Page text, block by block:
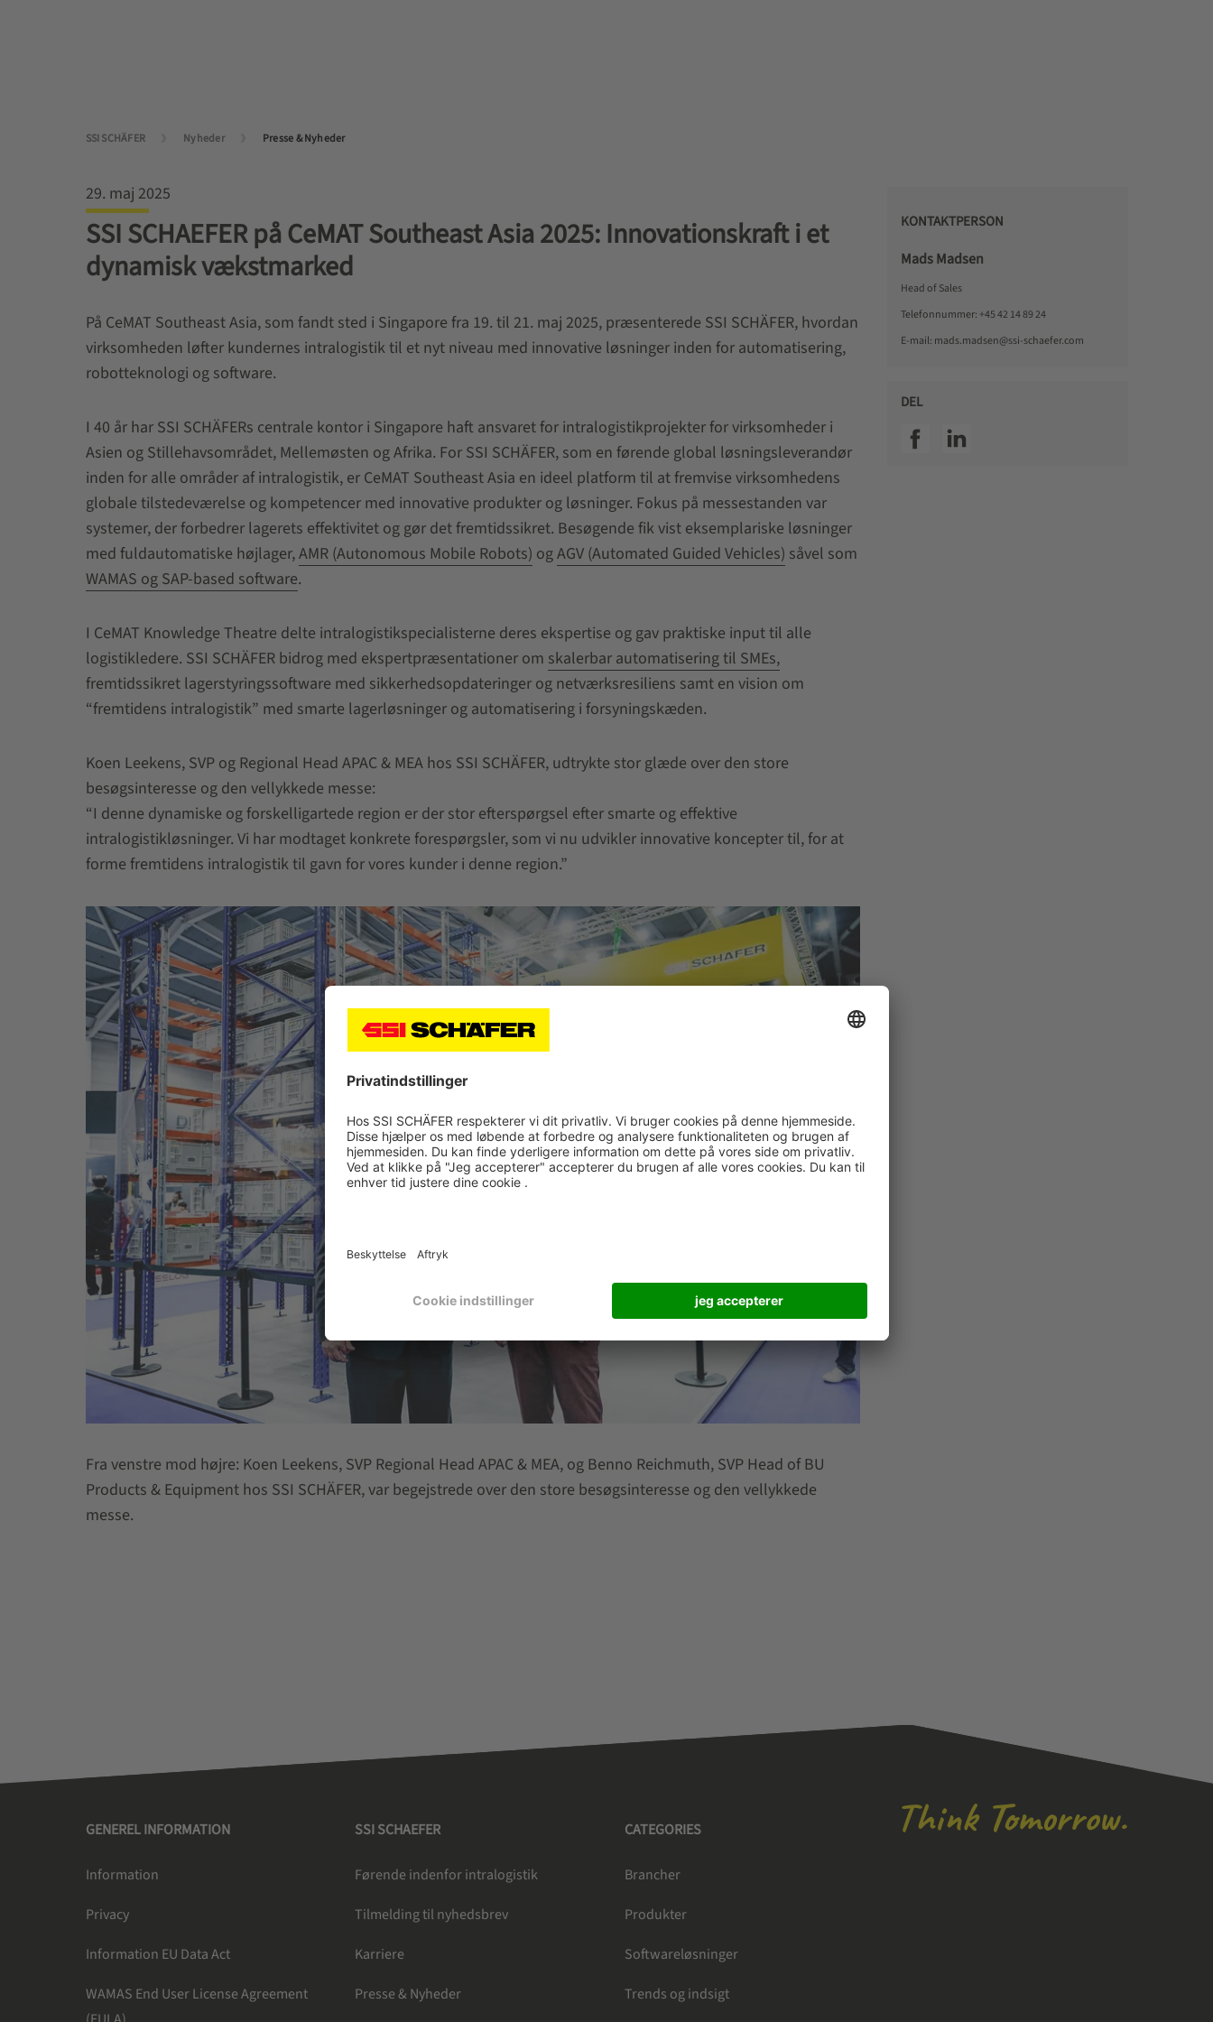
SSI SCHÄFER Nyheder Presse & Nyheder
29. maj 2025
SSI SCHAEFER på CeMAT Southeast Asia 2025: Innovationskraft i et
dynamisk vækstmarked
På CeMAT Southeast Asia, som fandt sted i Singapore fra 19. til 21. maj 2025, præsenterede SSI SCHÄFER, hvordan
virksomheden løfter kundernes intralogistik til et nyt niveau med innovative løsninger inden for automatisering,
robotteknologi og software.
I 40 år har SSI SCHÄFERs centrale kontor i Singapore haft ansvaret for intralogistikprojekter for virksomheder i
Asien og Stillehavsområdet, Mellemøsten og Afrika. For SSI SCHÄFER, som en førende global løsningsleverandør
inden for alle områder af intralogistik, er CeMAT Southeast Asia en ideel platform til at fremvise virksomhedens
globale tilstedeværelse og kompetencer med innovative produkter og løsninger. Fokus på messestanden var
systemer, der forbedrer lagerets effektivitet og gør det fremtidssikret. Besøgende fik vist eksemplariske løsninger
med fuldautomatiske højlager,AMR (Autonomous Mobile Robots) ogAGV (Automated Guided Vehicles) såvel som
WAMAS og SAP-based software.
I CeMAT Knowledge Theatre delte intralogistikspecialisterne deres ekspertise og gav praktiske input til alle
logistikledere. SSI SCHÄFER bidrog med ekspertpræsentationer om skalerbar automatisering til SMEs,
fremtidssikret lagerstyringssoftware med sikkerhedsopdateringer og netværksresiliens samt en vision om
“fremtidens intralogistik” med smarte lagerløsninger og automatisering i forsyningskæden.
Koen Leekens, SVP og Regional Head APAC & MEA hos SSI SCHÄFER, udtrykte stor glæde over den store
besøgsinteresse og den vellykkede messe:
“I denne dynamiske og forskelligartede region er der stor efterspørgsel efter smarte og effektive
intralogistikløsninger. Vi har modtaget konkrete forespørgsler, som vi nu udvikler innovative koncepter til, for at
forme fremtidens intralogistik til gavn for vores kunder i denne region.”
Fra venstre mod højre: Koen Leekens, SVP Regional Head APAC & MEA, og Benno Reichmuth, SVP Head of BU
Products & Equipment hos SSI SCHÄFER, var begejstrede over den store besøgsinteresse og den vellykkede
messe.
KONTAKTPERSON
Mads Madsen
Head of Sales
Telefonnummer: +45 42 14 89 24
E-mail: mads.madsen@ssi-schaefer.com
DEL
SSI facebookSSI linkedin
GENEREL INFORMATION
Information
Privacy
Information EU Data Act
WAMAS End User License Agreement
SSI SCHAEFER
Førende indenfor intralogistik
Tilmelding til nyhedsbrev
Karriere
Presse & Nyheder
CATEGORIES
Brancher
Produkter
Softwareløsninger
Trends og indsigt